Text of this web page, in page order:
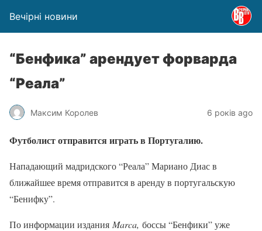
Вечірні новини
“Бенфика” арендует форварда
“Реала”
Максим Королев 6 років ago
Футболист отправится играть в Португалию.
Нападающий мадридского “Реала” Мариано Диас в
ближайшее время отправится в аренду в португальскую
“Бенифку”.
По информации издания Marca, боссы “Бенфики” уже